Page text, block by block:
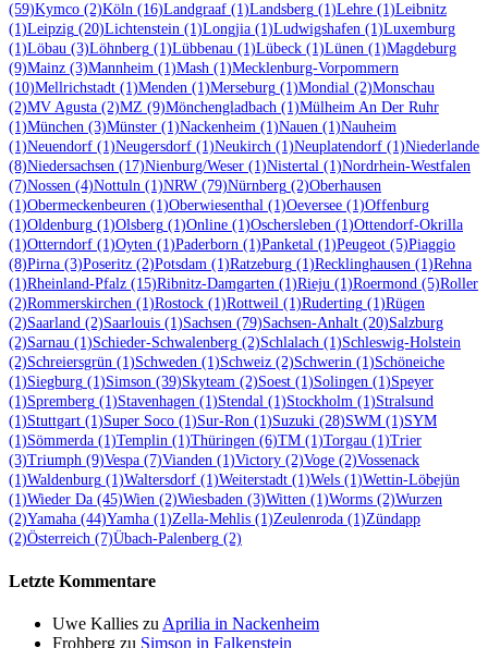
(59)Kymco (2)Köln (16)Landgraaf (1)Landsberg (1)Lehre (1)Leibnitz
(1)Leipzig (20)Lichtenstein (1)Longjia (1)Ludwigshafen (1)Luxemburg
(1)Löbau (3)Löhnberg (1)Lübbenau (1)Lübeck (1)Lünen (1)Magdeburg
(9)Mainz (3)Mannheim (1)Mash (1)Mecklenburg-Vorpommern
(10)Mellrichstadt (1)Menden (1)Merseburg (1)Mondial (2)Monschau
(2)MV Agusta (2)MZ (9)Mönchengladbach (1)Mülheim An Der Ruhr
(1)München (3)Münster (1)Nackenheim (1)Nauen (1)Nauheim
(1)Neuendorf (1)Neugersdorf (1)Neukirch (1)Neuplatendorf (1)Niederlande
(8)Niedersachsen (17)Nienburg/Weser (1)Nistertal (1)Nordrhein-Westfalen
(7)Nossen (4)Nottuln (1)NRW (79)Nürnberg (2)Oberhausen
(1)Obermeckenbeuren (1)Oberwiesenthal (1)Oeversee (1)Offenburg
(1)Oldenburg (1)Olsberg (1)Online (1)Oschersleben (1)Ottendorf-Okrilla
(1)Otterndorf (1)Oyten (1)Paderborn (1)Panketal (1)Peugeot (5)Piaggio
(8)Pirna (3)Poseritz (2)Potsdam (1)Ratzeburg (1)Recklinghausen (1)Rehna
(1)Rheinland-Pfalz (15)Ribnitz-Damgarten (1)Rieju (1)Roermond (5)Roller
(2)Rommerskirchen (1)Rostock (1)Rottweil (1)Ruderting (1)Rügen
(2)Saarland (2)Saarlouis (1)Sachsen (79)Sachsen-Anhalt (20)Salzburg
(2)Sarnau (1)Schieder-Schwalenberg (2)Schlalach (1)Schleswig-Holstein
(2)Schreiersgrün (1)Schweden (1)Schweiz (2)Schwerin (1)Schöneiche
(1)Siegburg (1)Simson (39)Skyteam (2)Soest (1)Solingen (1)Speyer
(1)Spremberg (1)Stavenhagen (1)Stendal (1)Stockholm (1)Stralsund
(1)Stuttgart (1)Super Soco (1)Sur-Ron (1)Suzuki (28)SWM (1)SYM
(1)Sömmerda (1)Templin (1)Thüringen (6)TM (1)Torgau (1)Trier
(3)Triumph (9)Vespa (7)Vianden (1)Victory (2)Voge (2)Vossenack
(1)Waldenburg (1)Waltersdorf (1)Weiterstadt (1)Wels (1)Wettin-Löbejün
(1)Wieder Da (45)Wien (2)Wiesbaden (3)Witten (1)Worms (2)Wurzen
(2)Yamaha (44)Yamha (1)Zella-Mehlis (1)Zeulenroda (1)Zündapp
(2)Österreich (7)Übach-Palenberg (2)
Letzte Kommentare
Uwe Kallies zu Aprilia in Nackenheim
Frohberg zu Simson in Falkenstein